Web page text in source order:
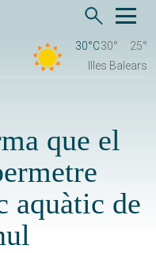
30°C30°
25°
Illes Balears
que el
aquàtic de